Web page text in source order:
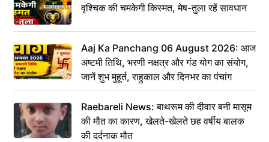
वृश्चिक की चमकेगी किस्मत, मेष-तुला रहें सावधान
Aaj Ka Panchang 06 August 2026: आज
अष्टमी तिथि, भरणी नक्षत्र और गंड योग का संयोग,
जानें शुभ मुहूर्त, राहुकाल और दिनभर का पंचांग
Raebareli News: बाथरूम की दीवार बनी मासूम
की मौत का कारण, खेलते-खेलते छह वर्षीय बालक
की दर्दनाक मौत